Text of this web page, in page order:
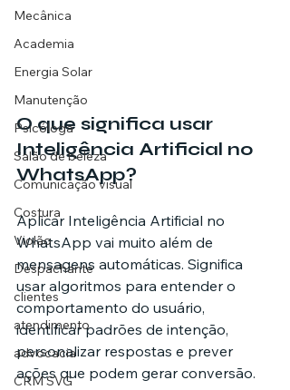
Mecânica
Academia
Energia Solar
Manutenção
Psicóloga
Salão de beleza
Comunicação visual
Costura
Violão
Despachante
clientes
atendimento
advocacia
CRM SVG
O que significa usar
Inteligência Artificial no
WhatsApp?
Aplicar Inteligência Artificial no
WhatsApp vai muito além de
mensagens automáticas. Significa
usar algoritmos para entender o
comportamento do usuário,
identificar padrões de intenção,
personalizar respostas e prever
ações que podem gerar conversão.